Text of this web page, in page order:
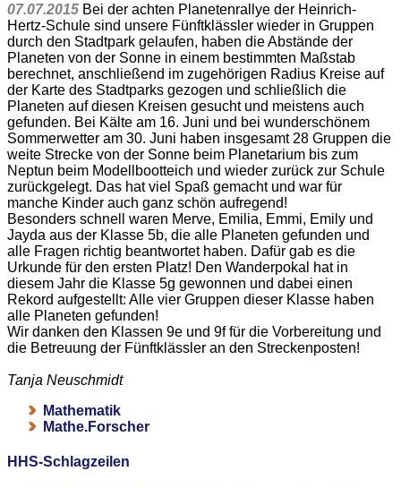
07.07.2015 Bei der achten Planetenrallye der Heinrich-
Hertz-Schule sind unsere Fünftklässler wieder in Gruppen
durch den Stadtpark gelaufen, haben die Abstände der
Planeten von der Sonne in einem bestimmten Maßstab
berechnet, anschließend im zugehörigen Radius Kreise auf
der Karte des Stadtparks gezogen und schließlich die
Planeten auf diesen Kreisen gesucht und meistens auch
gefunden. Bei Kälte am 16. Juni und bei wunderschönem
Sommerwetter am 30. Juni haben insgesamt 28 Gruppen die
weite Strecke von der Sonne beim Planetarium bis zum
Neptun beim Modellbootteich und wieder zurück zur Schule
zurückgelegt. Das hat viel Spaß gemacht und war für
manche Kinder auch ganz schön aufregend!
Besonders schnell waren Merve, Emilia, Emmi, Emily und
Jayda aus der Klasse 5b, die alle Planeten gefunden und
alle Fragen richtig beantwortet haben. Dafür gab es die
Urkunde für den ersten Platz! Den Wanderpokal hat in
diesem Jahr die Klasse 5g gewonnen und dabei einen
Rekord aufgestellt: Alle vier Gruppen dieser Klasse haben
alle Planeten gefunden!
Wir danken den Klassen 9e und 9f für die Vorbereitung und
die Betreuung der Fünftklässler an den Streckenposten!
Tanja Neuschmidt
Mathematik
Mathe.Forscher
HHS-Schlagzeilen